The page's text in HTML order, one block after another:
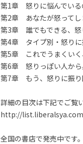
第1章 怒りに悩んでいる
第2章 あなたが怒ってし
第3章 誰でもできる、怒
第4章 タイプ別・怒りに
第5章 これでうまくいく
第6章 怒りっぽい人から
第7章 もう、怒りに振り
詳細の目次は下記でご覧
http://
全国の書店で発売中です。